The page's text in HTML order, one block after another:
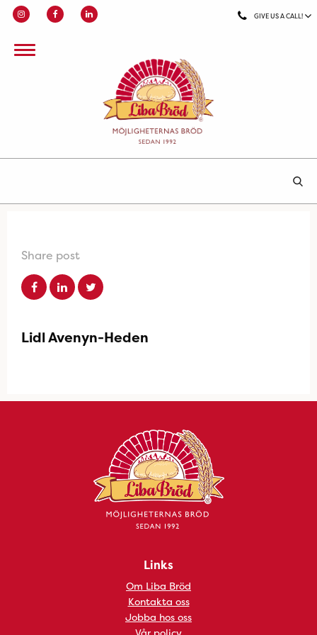
GIVE US A CALL!
Share post
Lidl Avenyn-Heden
Links
Om Liba Bröd
Kontakta oss
Jobba hos oss